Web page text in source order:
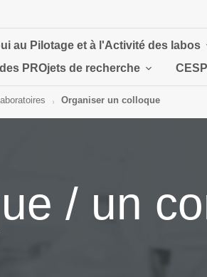
au Pilotage et à l'Activité des labos
PROjets de recherche
Organiser un colloque
/ un